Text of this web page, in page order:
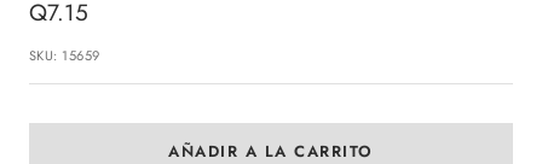
Precio
de
venta
Q7.15
SKU: 15659
AÑADIR A LA CARRITO